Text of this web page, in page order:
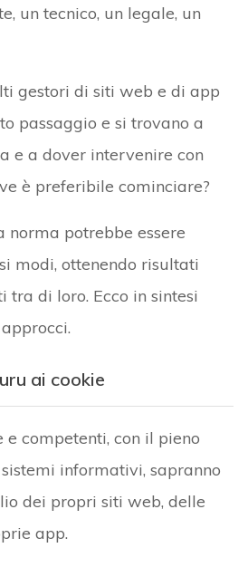
un tecnico, un legale, un
gestori di siti web e di app
passaggio e si trovano a
e a dover intervenire con
è preferibile cominciare?
norma potrebbe essere
modi, ottenendo risultati
tra di loro. Ecco in sintesi
ai cookie
competenti, con il pieno
informativi, sapranno
dei propri siti web, delle
app.